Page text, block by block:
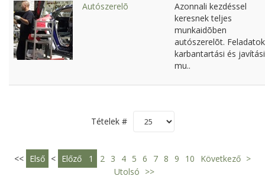
Autószerelõ
Azonnali kezdéssel
keresnek teljes
munkaidõben
autószerelõt.
karbantartási és javítási
mu..
Tételek #
<< Első < Előző 1 2 3 4 5 6 7 8 9 10 Következő >
Utolsó >>